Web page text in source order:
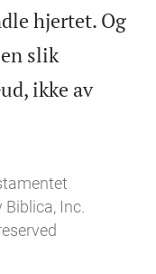
hjertet. Og
slik
ikke av
Inc.